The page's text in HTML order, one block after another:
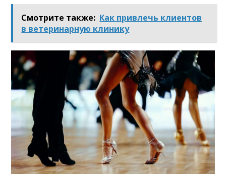
Смотрите также: Как привлечь клиентов
в ветеринарную клинику